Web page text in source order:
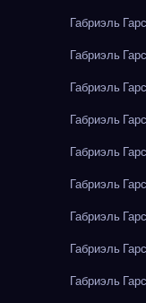
Габриэль
Габриэль
Габриэль
Габриэль
Габриэль
Габриэль
Габриэль
Габриэль
Габриэль